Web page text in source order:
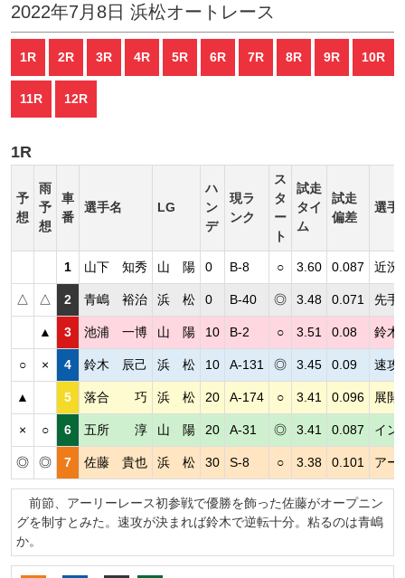
2022年7月8日 浜松オートレース
1R 2R 3R 4R 5R 6R 7R 8R 9R 10R
11R 12R
1R
予
想
雨
予
想
車
番
選手名 LG
ハ
ン
デ
現ラ
ンク
ス
タ
ー
ト
試走
タイ
ム
試走
偏差
選手
1 山下 知秀 山 陽 0 B-8 ○ 3.60 0.087 近況
△ △ 2 青嶋 裕治 浜 松 0 B-40 ◎ 3.48 0.071 先手
▲ 3 池浦 一博 山 陽 10 B-2 ○ 3.51 0.08 鈴木
○ × 4 鈴木 辰己 浜 松 10 A-131 ◎ 3.45 0.09 速攻
▲ 5 落合 巧 浜 松 20 A-174 ○ 3.41 0.096 展開
× ○ 6 五所 淳 山 陽 20 A-31 ◎ 3.41 0.087 イン
◎ ◎ 7 佐藤 貴也 浜 松 30 S-8 ○ 3.38 0.101 アー
前節、アーリーレース初参戦で優勝を飾った佐藤がオープニン
グを制すとみた。速攻が決まれば鈴木で逆転十分。粘るのは青嶋
か。